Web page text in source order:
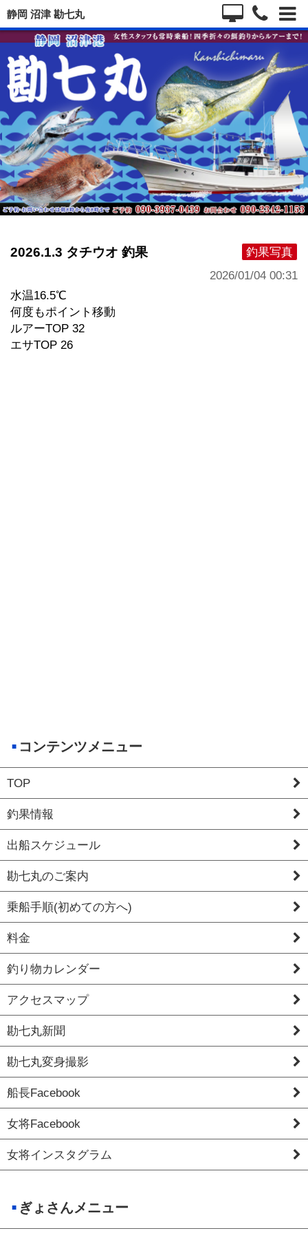
静岡 沼津 勘七丸
釣果写真
2026.1.3 タチウオ 釣果
2026/01/04 00:31
水温16.5℃
何度もポイント移動
ルアーTOP 32
エサTOP 26
コンテンツメニュー
TOP
釣果情報
出船スケジュール
勘七丸のご案内
乗船手順(初めての方へ)
料金
釣り物カレンダー
アクセスマップ
勘七丸新聞
勘七丸変身撮影
船長Facebook
女将Facebook
女将インスタグラム
ぎょさんメニュー